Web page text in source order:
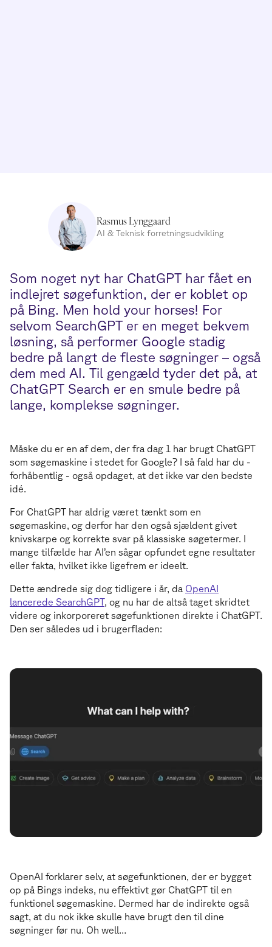
Rasmus Lynggaard
AI & Teknisk forretningsudvikling
Som noget nyt har ChatGPT har fået en
indlejret søgefunktion, der er koblet op
på Bing. Men hold your horses! For
selvom SearchGPT er en meget bekvem
løsning, så performer Google stadig
bedre på langt de fleste søgninger – også
dem med AI. Til gengæld tyder det på, at
ChatGPT Search er en smule bedre på
lange, komplekse søgninger.
Måske du er en af dem, der fra dag 1 har brugt ChatGPT
som søgemaskine i stedet for Google? I så fald har du -
forhåbentlig - også opdaget, at det ikke var den bedste
idé.
For ChatGPT har aldrig været tænkt som en
søgemaskine, og derfor har den også sjældent givet
knivskarpe og korrekte svar på klassiske søgetermer. I
mange tilfælde har AI’en sågar opfundet egne resultater
eller fakta, hvilket ikke ligefrem er ideelt.
Dette ændrede sig dog tidligere i år, da OpenAI
lancerede SearchGPT, og nu har de altså taget skridtet
videre og inkorporeret søgefunktionen direkte i ChatGPT.
Den ser således ud i brugerfladen:
OpenAI forklarer selv, at søgefunktionen, der er bygget
op på Bings indeks, nu effektivt gør ChatGPT til en
funktionel søgemaskine. Dermed har de indirekte også
sagt, at du nok ikke skulle have brugt den til dine
søgninger før nu. Oh well…